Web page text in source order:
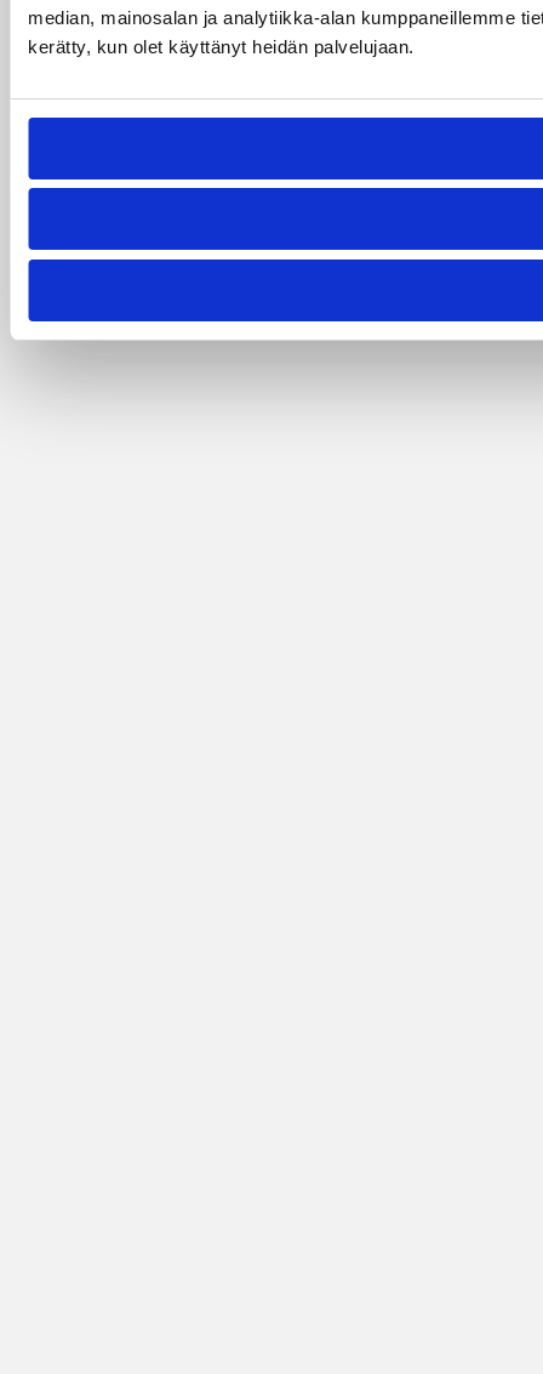
median, mainosalan ja analytiikka-alan kumppaneillemme
kerätty, kun olet käyttänyt heidän palvelujaan.